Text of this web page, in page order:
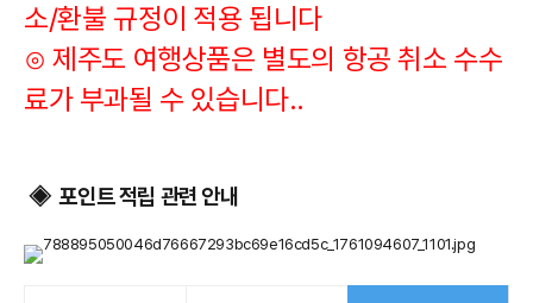
소/환불 규정이 적용 됩니다
​⊙ 제주도 여행상품은 별도의 항공 취소 수수
료가 부과될 수 있습니다..
◈포인트 적립 관련 안내